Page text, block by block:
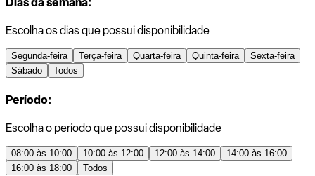
Escolha os dias que possui disponibilidade
Segunda-feira Terça-feira Quarta-feira Quinta-feira
Sexta-feira
Sábado
Todos
Período:
Escolha o período que possui disponibilidade
08:00 às 10:00 10:00 às 12:00 12:00 às 14:00
14:00 às 16:00
16:00 às 18:00
Todos